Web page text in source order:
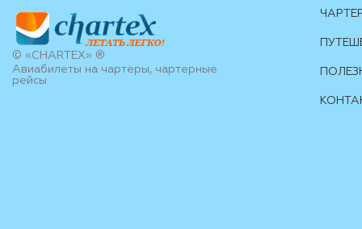
© «CHARTEX» ®
Авиабилеты на чартеры, чартерные
рейсы